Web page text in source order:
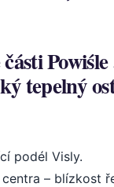
tepelný
podél Visly.
– blízkost